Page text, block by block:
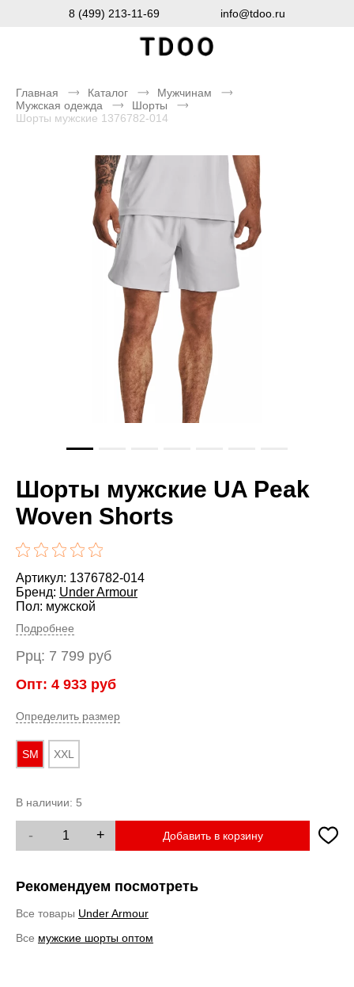
8 (499) 213-11-69 info@tdoo.ru
Главная Каталог
Мужчинам
Мужская одежда
Шорты
Шорты мужские 1376782-014
Шорты мужские UA Peak
Woven Shorts
Артикул: 1376782-014
Бренд: Under Armour
Пол: мужской
Подробнее
Ррц: 7 799 руб
Опт: 4 933 руб
Определить размер
SM XXL
В наличии: 5
- + Добавить в корзину
Рекомендуем посмотреть
Все товары Under Armour
Все мужские шорты оптом